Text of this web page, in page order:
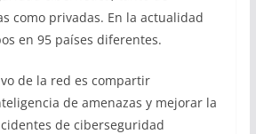
como privadas. En la actualidad
en 95 países diferentes.
de la red es compartir
de amenazas y mejorar la
de ciberseguridad